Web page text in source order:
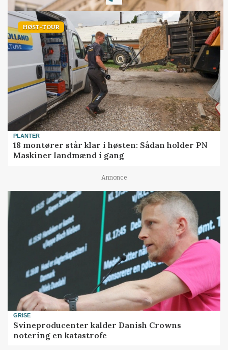
HØST-TOUR
PLANTER
18 montører står klar i høsten: Sådan holder PN
Maskiner landmænd i gang
Annonce
GRISE
Svineproducenter kalder Danish Crowns
notering en katastrofe